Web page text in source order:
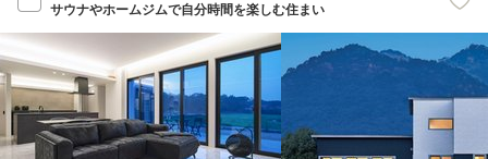
サウナやホームジムで自分時間を楽しむ住まい